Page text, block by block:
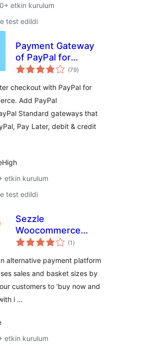
etkin kurulum
test edildi
Payment Gateway
of PayPal for
WooCommerce
(79toplam
puan
)
checkout with PayPal for
Add PayPal
Standard gateways that
Pay Later, debit & credit
etkin kurulum
test edildi
Sezzle
Woocommerce
Payment
(1 toplam
puan
)
alternative payment platform
sales and basket sizes by
customers to 'buy now and
i …
etkin kurulum